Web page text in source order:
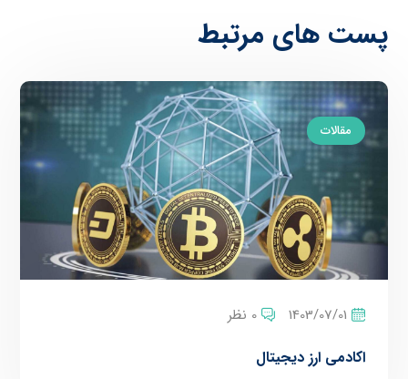
پست های مرتبط
مقالات
1403/07/01 0 نظر
اکادمی ارز دیجیتال